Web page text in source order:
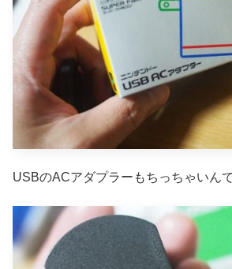
USBのACアダプラーもちっちゃいんで